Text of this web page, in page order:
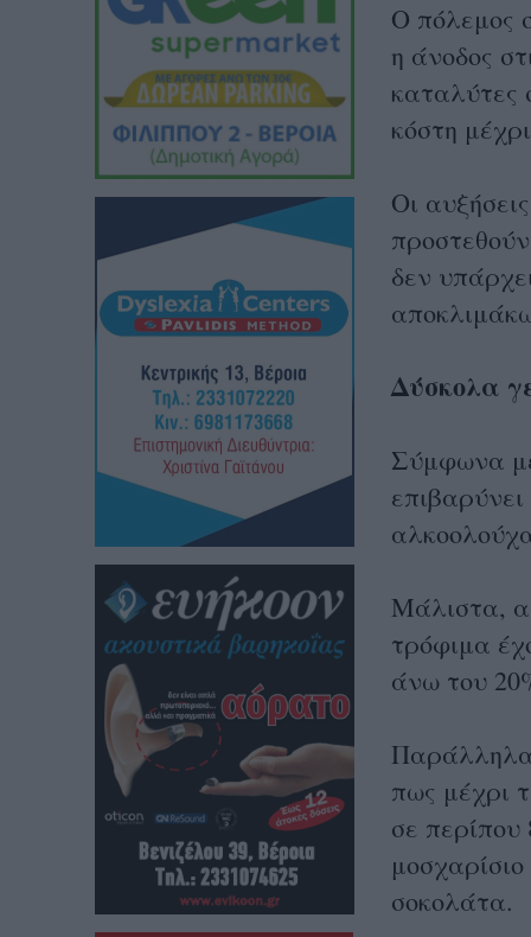
Ο πόλεμος
η άνοδος
καταλύτες
κόστη
Οι
δεν
Δύσκολα
Σύμφωνα
Μάλιστα,
τρόφιμα
άνω του
πως μέχρι
σε
σοκολάτα.